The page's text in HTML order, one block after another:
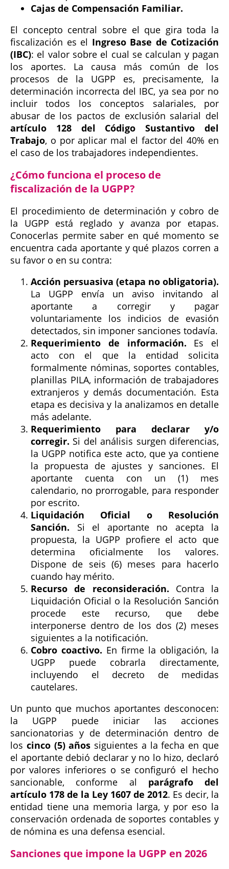
Cajas de Compensación Familiar.
El concepto central sobre el que gira toda la
fiscalización es el Ingreso Base de Cotización
(IBC): el valor sobre el cual se calculan y pagan
los aportes. La causa más común de los
procesos de la UGPP es, precisamente, la
determinación incorrecta del IBC, ya sea por no
incluir todos los conceptos salariales, por
abusar de los pactos de exclusión salarial del
artículo 128 del Código Sustantivo del
Trabajo, o por aplicar mal el factor del 40% en
el caso de los trabajadores independientes.
¿Cómo funciona el proceso de
fiscalización de la UGPP?
El procedimiento de determinación y cobro de
la UGPP está reglado y avanza por etapas.
Conocerlas permite saber en qué momento se
encuentra cada aportante y qué plazos corren a
su favor o en su contra:
Acción persuasiva (etapa no obligatoria).
La UGPP envía un aviso invitando al
aportante a corregir y pagar
voluntariamente los indicios de evasión
detectados, sin imponer sanciones todavía.
Requerimiento de información. Es el
acto con el que la entidad solicita
formalmente nóminas, soportes contables,
planillas PILA, información de trabajadores
extranjeros y demás documentación. Esta
etapa es decisiva y la analizamos en detalle
más adelante.
Requerimiento para declarar y/o
corregir. Si del análisis surgen diferencias,
la UGPP notifica este acto, que ya contiene
la propuesta de ajustes y sanciones. El
aportante cuenta con un (1) mes
calendario, no prorrogable, para responder
por escrito.
Liquidación Oficial o Resolución
Sanción. Si el aportante no acepta la
propuesta, la UGPP profiere el acto que
determina oficialmente los valores.
Dispone de seis (6) meses para hacerlo
cuando hay mérito.
Recurso de reconsideración. Contra la
Liquidación Oficial o la Resolución Sanción
procede este recurso, que debe
interponerse dentro de los dos (2) meses
siguientes a la notificación.
Cobro coactivo. En firme la obligación, la
UGPP puede cobrarla directamente,
incluyendo el decreto de medidas
cautelares.
Un punto que muchos aportantes desconocen:
la UGPP puede iniciar las acciones
sancionatorias y de determinación dentro de
los cinco (5) años siguientes a la fecha en que
el aportante debió declarar y no lo hizo, declaró
por valores inferiores o se configuró el hecho
sancionable, conforme al parágrafo del
artículo 178 de la Ley 1607 de 2012. Es decir, la
entidad tiene una memoria larga, y por eso la
conservación ordenada de soportes contables y
de nómina es una defensa esencial.
Sanciones que impone la UGPP en 2026